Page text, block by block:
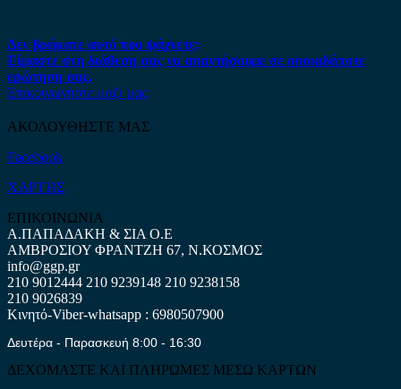
Δεν βρήκατε αυτό που ψάχνετε;
Είμαστε στη διάθεση σας να απαντήσουμε σε οποιαδήποτε
ερώτηση σας.
Επικοινωνήστε μαζί μας
ΑΚΟΛΟΥΘΗΣΤΕ ΜΑΣ
Facebook
ΧΑΡΤΗΣ
ΕΠΙΚΟΙΝΩΝΙΑ
Α.ΠΑΠΑΔΑΚΗ & ΣΙΑ Ο.Ε
ΑΜΒΡΟΣΙΟΥ ΦΡΑΝΤΖΗ 67, Ν.ΚΟΣΜΟΣ
info@ggp.gr
210 9012444 210 9239148 210 9238158
210 9026839
Κινητό-Viber-whatsapp : 6980507900
Δευτέρα - Παρασκευή 8:00 - 16:30
ΔΕΧΟΜΑΣΤΕ ΚΑΙ ΠΛΗΡΩΜΕΣ ΜΕΣΩ ΚΑΡΤΩΝ